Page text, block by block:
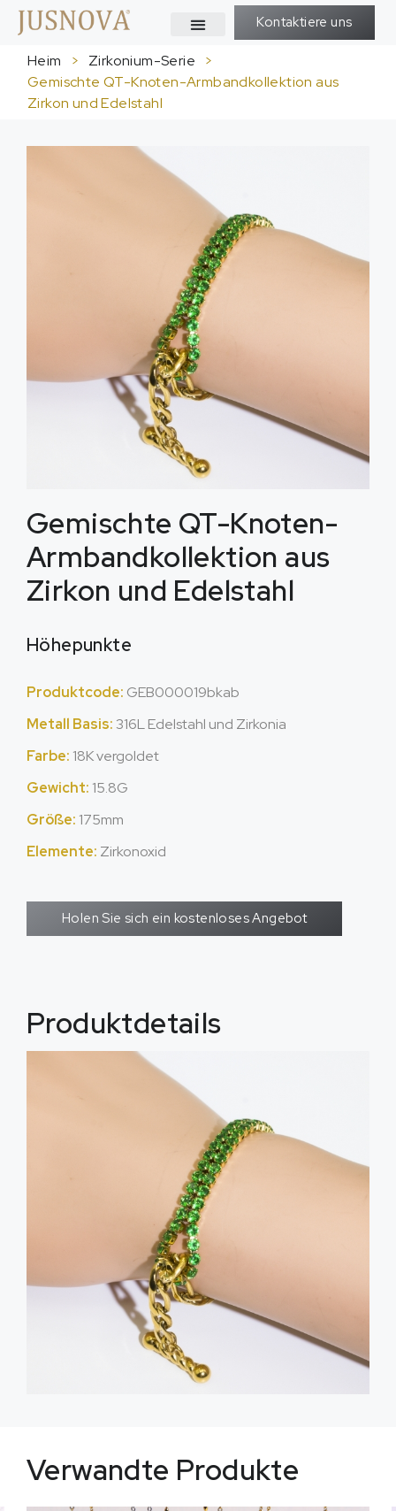
Kontaktiere uns
Heim > Zirkonium-Serie
>
Gemischte QT-Knoten-Armbandkollektion aus
Zirkon und Edelstahl
Gemischte QT-Knoten-
Armbandkollektion aus
Zirkon und Edelstahl
Höhepunkte
Produktcode: GEB000019bkab
Metall Basis: 316L Edelstahl und Zirkonia
Farbe: 18K vergoldet
Gewicht: 15.8G
Größe: 175mm
Elemente: Zirkonoxid
Holen Sie sich ein kostenloses Angebot
Produktdetails
Verwandte Produkte